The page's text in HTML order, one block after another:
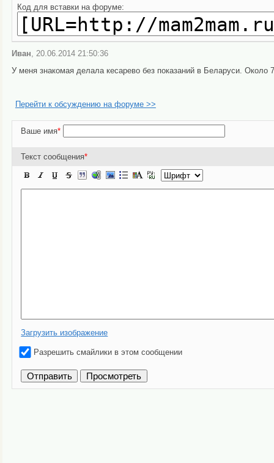
Код для вставки на форуме:
Иван, 20.06.2014 21:50:36
У меня знакомая делала кесарево без показаний в Беларуси.
Перейти к обсуждению на форуме >>
Ваше имя*
Текст сообщения*
Загрузить изображение
Разрешить смайлики в этом сообщении